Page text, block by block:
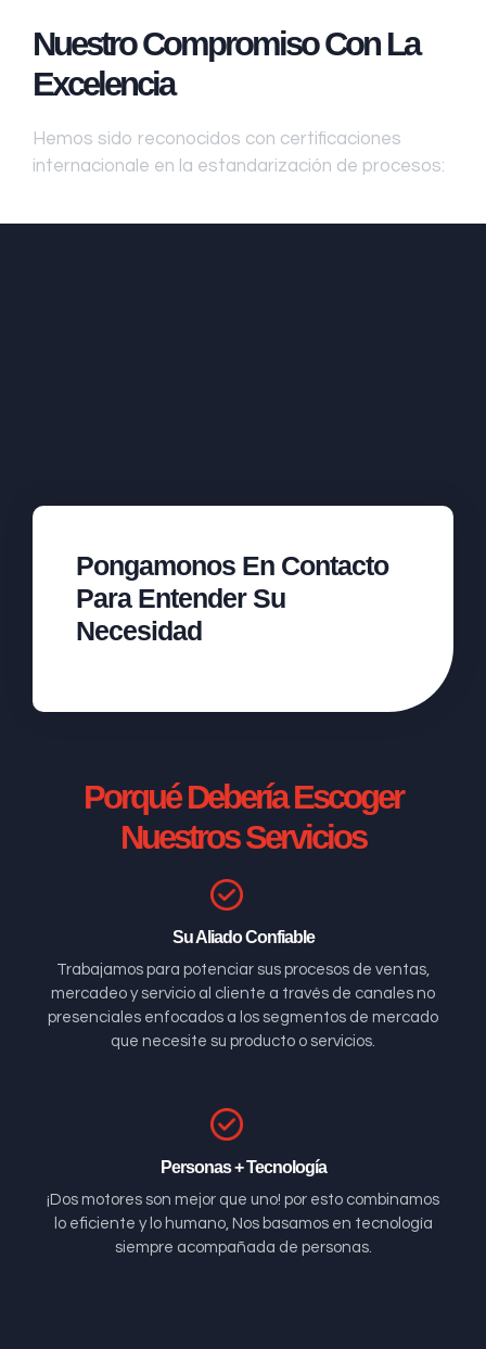
Nuestro Compromiso Con La
Excelencia
Hemos sido reconocidos con certificaciones
internacionale en la estandarización de procesos:
Pongamonos En Contacto
Para Entender Su
Necesidad
Porqué Debería Escoger
Nuestros Servicios
Su Aliado Confiable
Trabajamos para potenciar sus procesos de ventas,
mercadeo y servicio al cliente a través de canales no
presenciales enfocados a los segmentos de mercado
que necesite su producto o servicios.
Personas + Tecnología
¡Dos motores son mejor que uno! por esto combinamos
lo eficiente y lo humano, Nos basamos en tecnología
siempre acompañada de personas.